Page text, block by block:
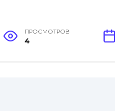
ПРОСМОТРОВ
4